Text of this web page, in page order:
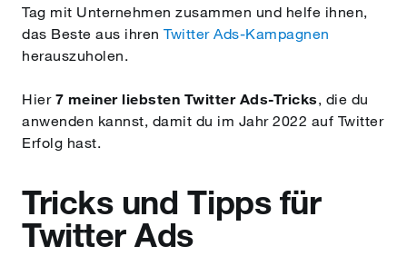
Tag mit Unternehmen zusammen und helfe ihnen,
das Beste aus ihren Twitter Ads-Kampagnen
herauszuholen.
Hier 7 meiner liebsten Twitter Ads-Tricks, die du
anwenden kannst, damit du im Jahr 2022 auf Twitter
Erfolg hast.
Tricks und Tipps für
Twitter Ads